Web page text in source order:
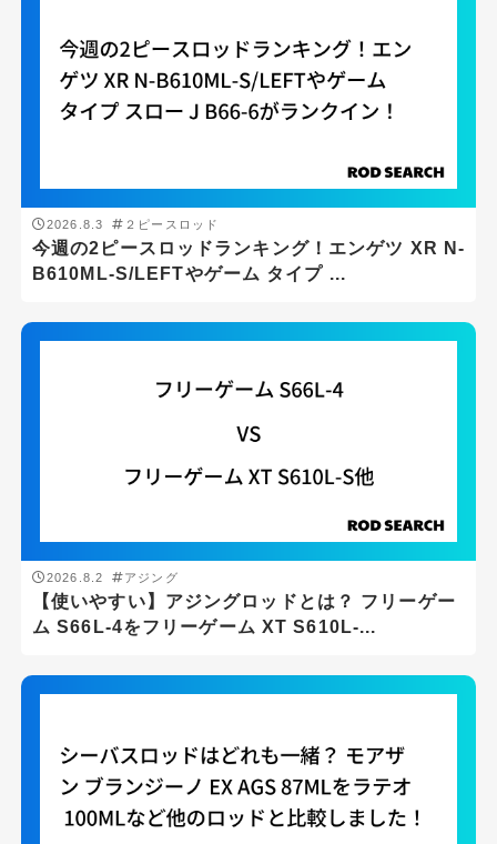
2026.8.3 ２ピースロッド
今週の2ピースロッドランキング！エンゲツ XR N-
B610ML-S/LEFTやゲーム タイプ ...
2026.8.2 アジング
【使いやすい】アジングロッドとは？ フリーゲー
ム S66L-4をフリーゲーム XT S610L-...